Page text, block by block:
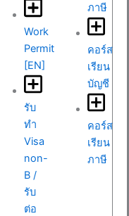
Work
Permit
[EN]
รับ
ทำ
Visa
non-
B /
รับ
ต่อ
ภาษี
คอร์ส
เรียน
บัญชี
คอร์ส
เรียน
ภาษี